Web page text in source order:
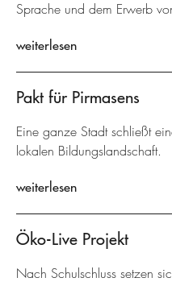
Sprache und dem Erwerb
weiterlesen
Pakt für Pirmasens
Eine ganze Stadt schließt
lokalen Bildungslandschaft.
weiterlesen
Öko-Live Projekt
Nach Schulschluss setzen